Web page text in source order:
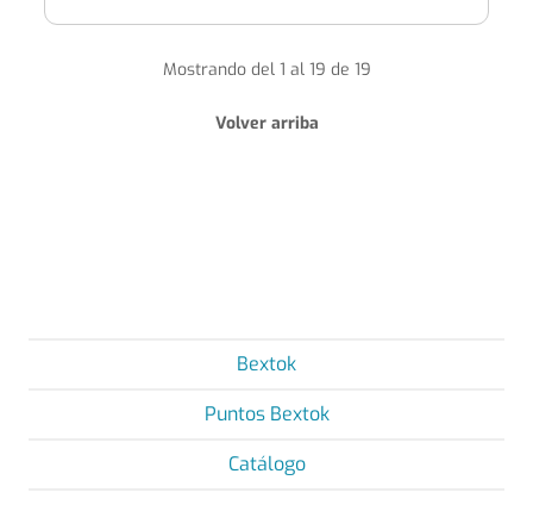
Mostrando del 1 al 19 de 19
Volver arriba
Bextok
Puntos Bextok
Catálogo